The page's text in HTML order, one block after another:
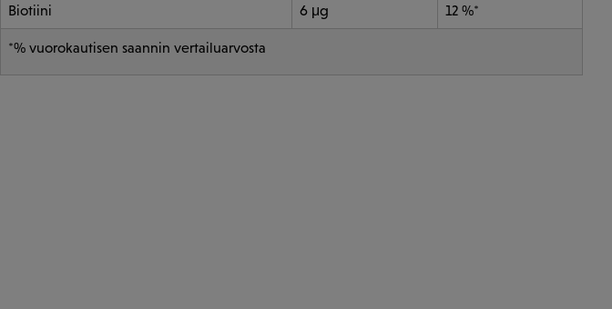
Biotiini 6 μg 12 %*
*% vuorokautisen saannin vertailuarvosta